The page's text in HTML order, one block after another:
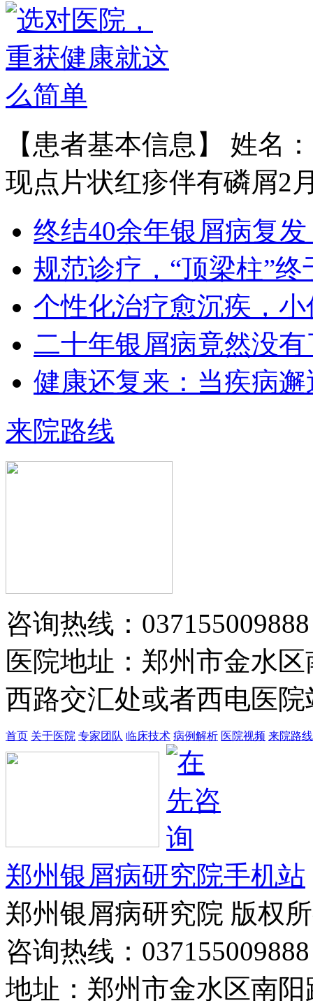
黄省让，男，医生。一九七六年毕业
于郑州第四军医…【详情】
王宝旗 副主任医
专业（原博润医…【详情】
王小博 住院医师
疗与科研多年…
【详情】
黄省让，男，医生。一九七六年毕业
于郑州第四军医…
【详情】
【患者基本信息】 姓名
现点片状红疹伴有磷屑2
终结40余年银屑病复
规范诊疗，“顶梁柱”终
个性化治疗愈沉疾，小
二十年银屑病竟然没有
健康还复来：当疾病邂
来院路线
咨询热线：037155009888
医院地址：郑州市金水
西路交汇处或者西电医
首页 关于医院 专家团队 临床技术 病例解析 医院视频 来院路线
郑州银屑病研究院手机站
郑州银屑病研究院 版权
咨询热线：
地址：郑州市金水区南阳